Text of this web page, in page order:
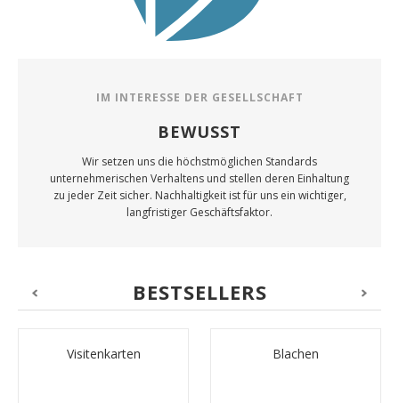
IM INTERESSE DER GESELLSCHAFT
BEWUSST
Wir setzen uns die höchstmöglichen Standards
unternehmerischen Verhaltens und stellen deren Einhaltung
zu jeder Zeit sicher. Nachhaltigkeit ist für uns ein wichtiger,
langfristiger Geschäftsfaktor.
BESTSELLERS
Visitenkarten Blachen